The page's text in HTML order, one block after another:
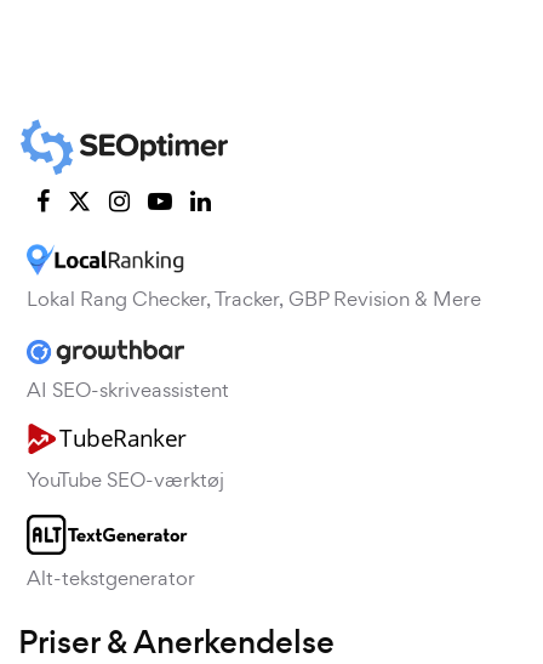
Lokal Rang Checker, Tracker, GBP Revision & Mere
AI SEO-skriveassistent
YouTube SEO-værktøj
Alt-tekstgenerator
Priser & Anerkendelse